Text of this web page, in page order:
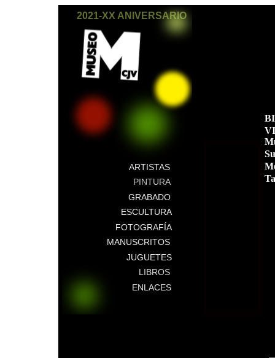
2021-XX ANIVERSARIO
ARTISTAS
PINTURA
GRABADO
ESCULTURA
FOTOGRAFÍA
MANUSCRITOS
JUGUETES
LIBROS
ENLACES